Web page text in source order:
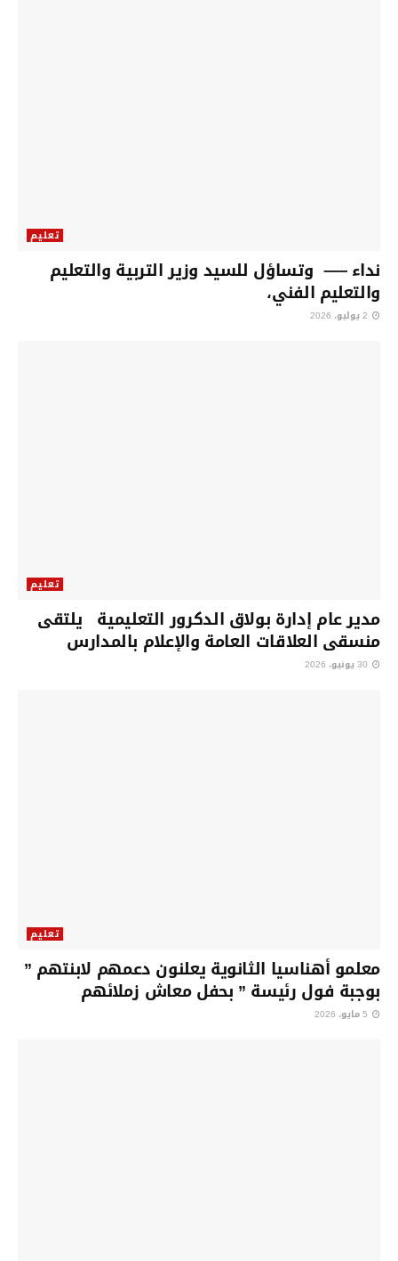
تعليم
نداء —– وتساؤل للسيد وزير التربية والتعليم
والتعليم الفني،
تعليم
مدير عام إدارة بولاق الدكرور التعليمية يلتقى
منسقى العلاقات العامة والإعلام بالمدارس
تعليم
معلمو أهناسيا الثانوية يعلنون دعمهم لابنتهم ”
بوجبة فول رئيسة ” بحفل معاش زملائهم